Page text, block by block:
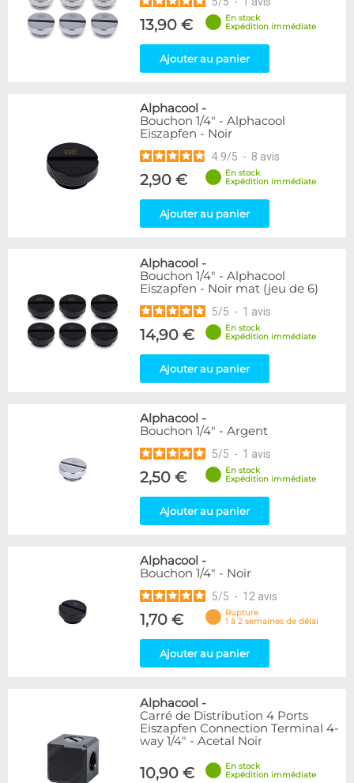
Filetage
1/4"
153
1
12
4
Coudé 45°
39
Coudé 90°
Passe cloison
Raccord autobloquant
1
5
Disponibilité / Promotions
Articles en promotions
Appliquer
13,90 €
En stock
Expédition immédiate
Ajouter au panier
Alphacool -
Bouchon 1/4" - Alphacool
Eiszapfen - Noir
4.9/5 - 8 avis
2,90 €
En stock
Expédition immédiate
Ajouter au panier
Alphacool -
Bouchon 1/4" - Alphacool
Eiszapfen - Noir mat (jeu de 6)
5/5 - 1 avis
14,90 €
En stock
Expédition immédiate
Ajouter au panier
Alphacool -
Bouchon 1/4" - Argent
5/5 - 1 avis
2,50 €
En stock
Expédition immédiate
Ajouter au panier
Alphacool -
Bouchon 1/4" - Noir
5/5 - 12 avis
1,70 €
Rupture
1 à 2 semaines de délai
Ajouter au panier
Alphacool -
Carré de Distribution 4 Ports
Eiszapfen Connection Terminal 4-
way 1/4" - Acetal Noir
10,90 €
En stock
Expédition immédiate